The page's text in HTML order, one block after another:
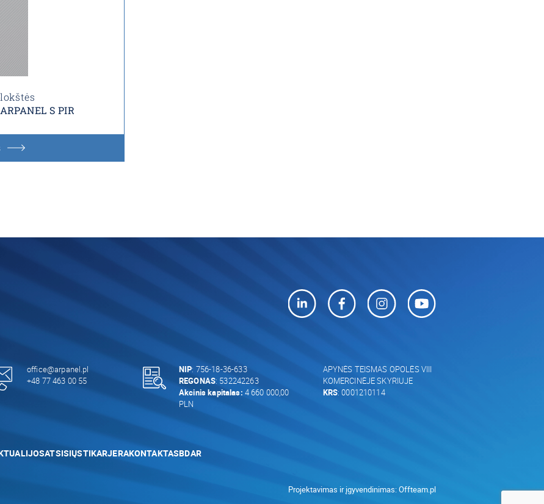
S PIR
office@arpanel.pl
+48 77 463 00 55
NIP: 756-18-36-633
REGONAS: 532242263
Akcinis kapitalas: 4 660 000,00
PLN
APYNĖS TEISMAS OPOLĖS VIII
KOMERCINĖJE SKYRIUJE
KRS: 0001210114
ATSISIŲSTIKARJERAKONTAKTASBDAR
Projektavimas ir įgyvendinimas:Offteam.pl